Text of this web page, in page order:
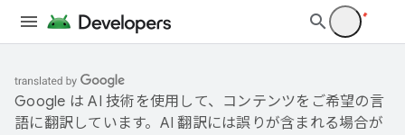
Google は AI 技術を使用して、コンテンツをご希望の言
語に翻訳しています。AI 翻訳には誤りが含まれる場合が